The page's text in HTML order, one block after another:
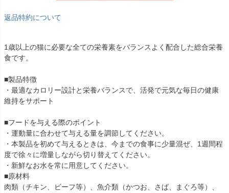
返品特約について
1歳以上の猫に必要な全ての栄養素をバランスよく配合した総合栄養
食です。
■製品特徴
・最適なカロリー設計と栄養バランスで、活発で元気な毎日の健康
維持をサポート
■フードを与える際のポイント
・運動量に合わせて与える量を調節してください。
・本製品を初めて与えるときは、今までの食事に少量混ぜ、1週間程
度で徐々に増量しながら切り替えてください。
・新鮮なお水を常に用意してください。
■原材料
肉類（チキン、ビーフ等）、魚介類（かつお、さば、まぐろ等）、